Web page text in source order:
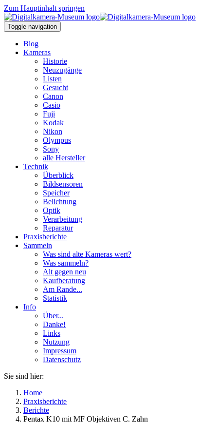
Zum Hauptinhalt springen
Toggle navigation
Blog
Kameras
Historie
Neuzugänge
Listen
Gesucht
Canon
Casio
Fuji
Kodak
Nikon
Olympus
Sony
alle Hersteller
Technik
Überblick
Bildsensoren
Speicher
Belichtung
Optik
Verarbeitung
Reparatur
Praxisberichte
Sammeln
Was sind alte Kameras wert?
Was sammeln?
Alt gegen neu
Kaufberatung
Am Rande...
Statistik
Info
Über...
Danke!
Links
Nutzung
Impressum
Datenschutz
Sie sind hier:
Home
Praxisberichte
Berichte
Pentax K10 mit MF Objektiven C. Zahn